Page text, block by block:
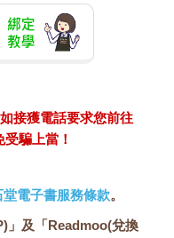
接獲電話要求您前往
騙上當！
堂電子書服務條款。
」及「Readmoo(兌換